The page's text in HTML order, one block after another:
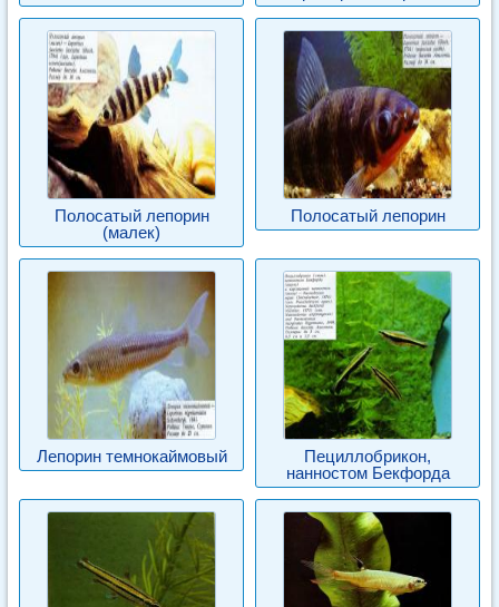
Полосатый лепорин
(малек)
Полосатый лепорин
Лепорин темнокаймовый
Пециллобрикон,
нанностом Бекфорда